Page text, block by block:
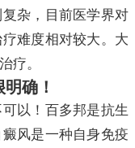
杂，目前医学界对
难度相对较大。大
疗。
确！
以！百多邦是抗生
风是一种自身免疫